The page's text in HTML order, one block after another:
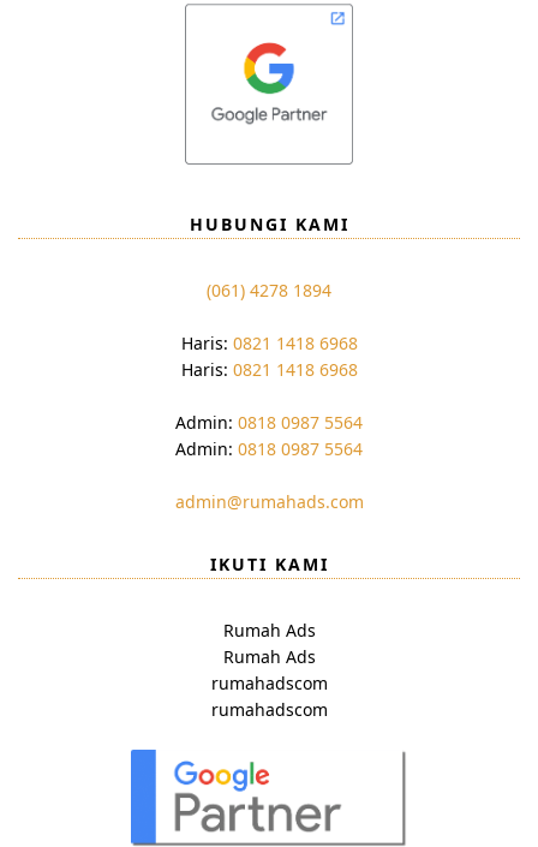
HUBUNGI KAMI
(061) 4278 1894
Haris: 0821 1418 6968
Haris: 0821 1418 6968
Admin: 0818 0987 5564
Admin: 0818 0987 5564
admin@rumahads.com
IKUTI KAMI
Rumah Ads
Rumah Ads
rumahadscom
rumahadscom